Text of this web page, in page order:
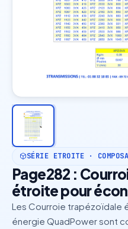
SÉRIE ETROITE ·
Page282 :
étroite pour
Les Courroie trapézoïdale
énergie QuadPower sont